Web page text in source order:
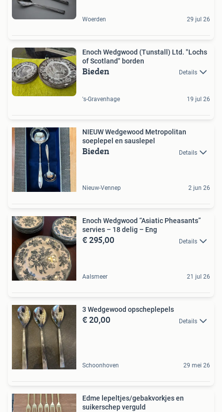
Woerden 29 jul 26
Enoch Wedgwood (Tunstall) Ltd. "Lochs
of Scotland" borden
Bieden Details
's-Gravenhage 19 jul 26
NIEUW Wedgewood Metropolitan
soeplepel en sauslepel
Bieden Details
Nieuw-Vennep 2 jun 26
Enoch Wedgwood “Asiatic Pheasants”
servies – 18 delig – Eng
€ 295,00 Details
Aalsmeer 21 jul 26
3 Wedgewood opscheplepels
€ 20,00 Details
Schoonhoven 29 mei 26
Edme lepeltjes/gebakvorkjes en
suikerschep verguld